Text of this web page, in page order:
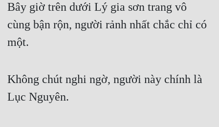
Mạt Thế
Ngôn Tình
Ngược
Bây giờ trên dưới Lý gia sơn trang vô
cùng bận rộn, người rảnh nhất chắc chỉ có
một.
Không chút nghi ngờ, người này chính là
Lục Nguyên.